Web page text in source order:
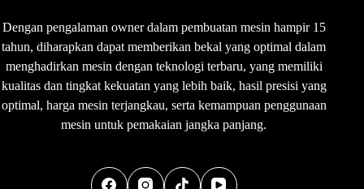
Dengan pengalaman owner dalam pembuatan mesin hampir 15
tahun, diharapkan dapat memberikan bekal yang optimal dalam
menghadirkan mesin dengan teknologi terbaru, yang memiliki
kualitas dan tingkat kekuatan yang lebih baik, hasil presisi yang
optimal, harga mesin terjangkau, serta kemampuan penggunaan
mesin untuk pemakaian jangka panjang.